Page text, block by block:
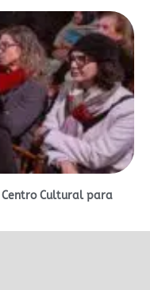
Cultural para